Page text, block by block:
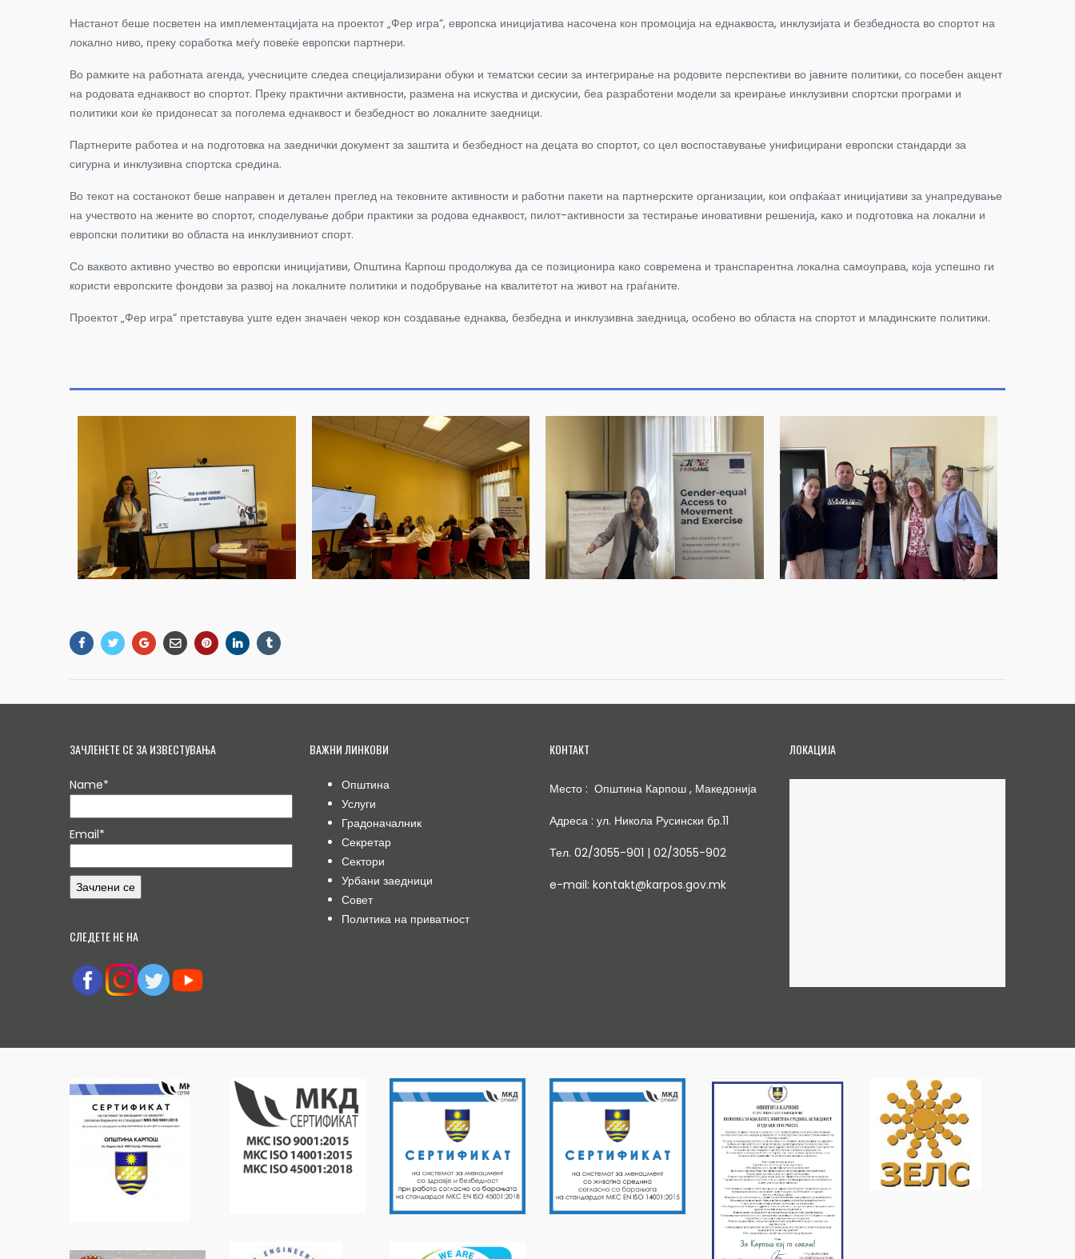
Настанот беше посветен на имплементацијата на проектот „Фер игра“, европска иницијатива насочена кон промоција на еднаквоста, инклузијата и безбедноста во спортот на
локално ниво, преку соработка меѓу повеќе европски партнери.
Во рамките на работната агенда, учесниците следеа специјализирани обуки и тематски сесии за интегрирање на родовите перспективи во јавните политики, со посебен акцент
на родовата еднаквост во спортот. Преку практични активности, размена на искуства и дискусии, беа разработени модели за креирање инклузивни спортски програми и
политики кои ќе придонесат за поголема еднаквост и безбедност во локалните заедници.
Партнерите работеа и на подготовка на заеднички документ за заштита и безбедност на децата во спортот, со цел воспоставување унифицирани европски стандарди за
сигурна и инклузивна спортска средина.
Во текот на состанокот беше направен и детален преглед на тековните активности и работни пакети на партнерските организации, кои опфаќаат иницијативи за унапредување
на учеството на жените во спортот, споделување добри практики за родова еднаквост, пилот-активности за тестирање иновативни решенија, како и подготовка на локални и
европски политики во областа на инклузивниот спорт.
Со ваквото активно учество во европски иницијативи, Општина Карпош продолжува да се позиционира како современа и транспарентна локална самоуправа, која успешно ги
користи европските фондови за развој на локалните политики и подобрување на квалитетот на живот на граѓаните.
Проектот „Фер игра“ претставува уште еден значаен чекор кон создавање еднаква, безбедна и инклузивна заедница, особено во областа на спортот и младинските политики.
ЗАЧЛЕНЕТЕ СЕ ЗА ИЗВЕСТУВАЊА
Name*
Email*
СЛЕДЕТЕ НЕ НА
ВАЖНИ ЛИНКОВИ
Општина
Услуги
Градоначалник
Секретар
Сектори
Урбани заедници
Совет
Политика на приватност
КОНТАКТ
Место : Општина Карпош , Македонија
Адреса : ул. Никола Русински бр.11
Тел. 02/3055-901 | 02/3055-902
e-mail: kontakt@karpos.gov.mk
ЛОКАЦИЈА